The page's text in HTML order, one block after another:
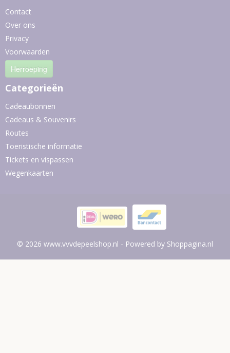
Contact
Over ons
Privacy
Voorwaarden
Herroeping
Categorieën
Cadeaubonnen
Cadeaus & Souvenirs
Routes
Toeristische informatie
Tickets en vispassen
Wegenkaarten
© 2026 www.vvvdepeelshop.nl - Powered by Shoppagina.nl